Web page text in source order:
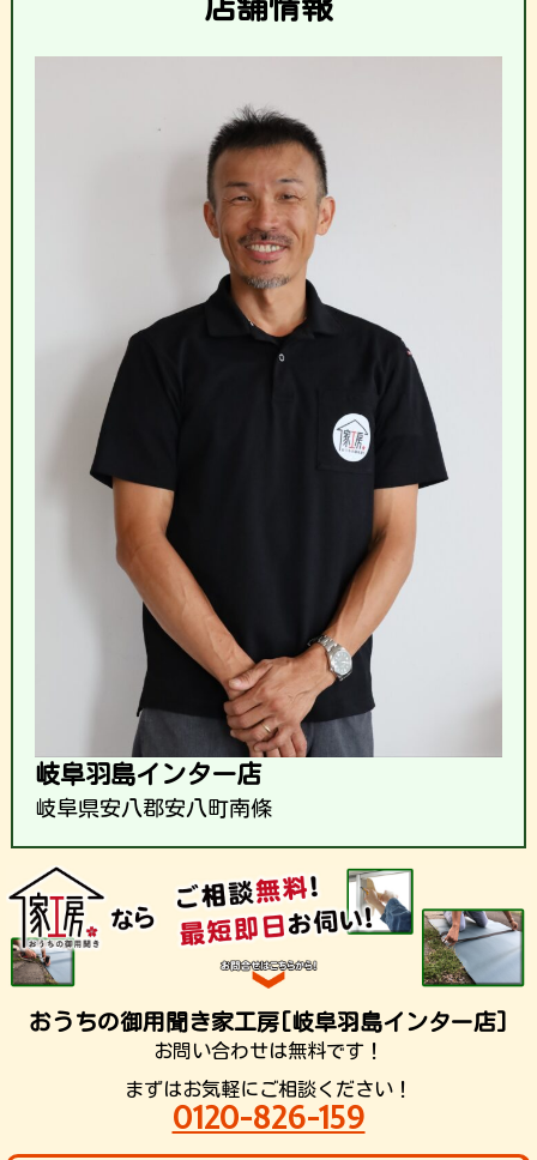
店舗情報
岐阜羽島インター店
岐阜県安八郡安八町南條
おうちの御用聞き家工房[岐阜羽島インター店]
お問い合わせは無料です！
まずはお気軽にご相談ください！
0120-826-159